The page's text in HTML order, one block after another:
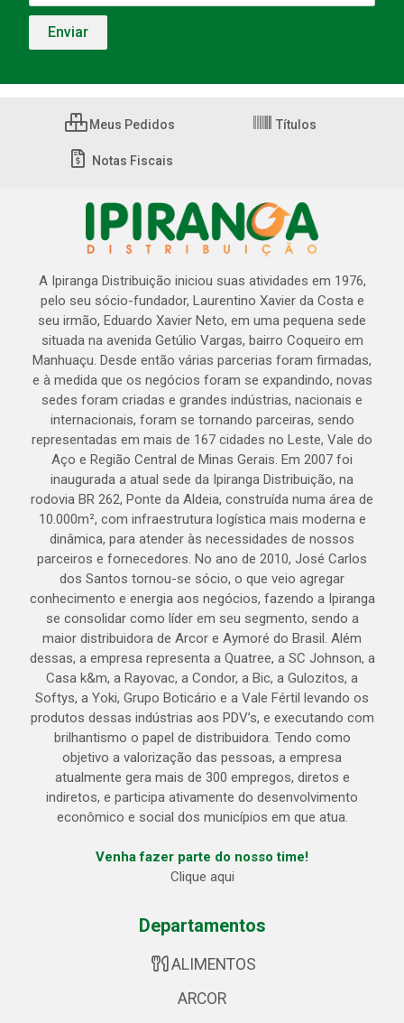
Meus Pedidos Títulos
Notas Fiscais
A Ipiranga Distribuição iniciou suas atividades em 1976,
pelo seu sócio-fundador, Laurentino Xavier da Costa e
seu irmão, Eduardo Xavier Neto, em uma pequena sede
situada na avenida Getúlio Vargas, bairro Coqueiro em
Manhuaçu. Desde então várias parcerias foram firmadas,
e à medida que os negócios foram se expandindo, novas
sedes foram criadas e grandes indústrias, nacionais e
internacionais, foram se tornando parceiras, sendo
representadas em mais de 167 cidades no Leste, Vale do
Aço e Região Central de Minas Gerais. Em 2007 foi
inaugurada a atual sede da Ipiranga Distribuição, na
rodovia BR 262, Ponte da Aldeia, construída numa área de
10.000m², com infraestrutura logística mais moderna e
dinâmica, para atender às necessidades de nossos
parceiros e fornecedores. No ano de 2010, José Carlos
dos Santos tornou-se sócio, o que veio agregar
conhecimento e energia aos negócios, fazendo a Ipiranga
se consolidar como líder em seu segmento, sendo a
maior distribuidora de Arcor e Aymoré do Brasil. Além
dessas, a empresa representa a Quatree, a SC Johnson, a
Casa k&m, a Rayovac, a Condor, a Bic, a Gulozitos, a
Softys, a Yoki, Grupo Boticário e a Vale Fértil levando os
produtos dessas indústrias aos PDV’s, e executando com
brilhantismo o papel de distribuidora. Tendo como
objetivo a valorização das pessoas, a empresa
atualmente gera mais de 300 empregos, diretos e
indiretos, e participa ativamente do desenvolvimento
econômico e social dos municípios em que atua.
Venha fazer parte do nosso time!
Clique aqui
Departamentos
ALIMENTOS
ARCOR